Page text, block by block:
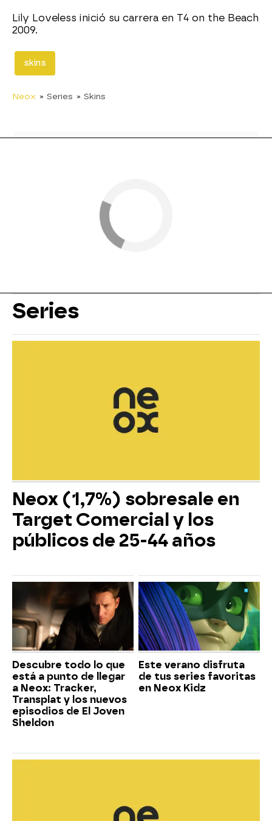
Lily Loveless inició su carrera en T4 on the Beach
2009.
skins
Neox » Series » Skins
Series
Neox (1,7%) sobresale en
Target Comercial y los
públicos de 25-44 años
Descubre todo lo que
está a punto de llegar
a Neox: Tracker,
Transplat y los nuevos
episodios de El Joven
Sheldon
Este verano disfruta
de tus series favoritas
en Neox Kidz